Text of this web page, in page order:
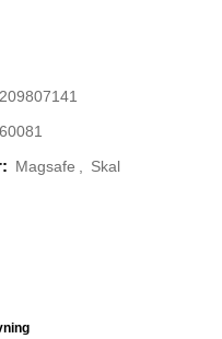
Magsafe Skal